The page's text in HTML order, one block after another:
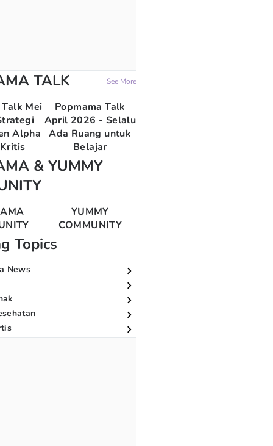
TALK See More
Mei
Alpha
Popmama Talk
April 2026 - Selalu
Ada Ruang untuk
Belajar
& YUMMY
YUMMY
COMMUNITY
Topics
News